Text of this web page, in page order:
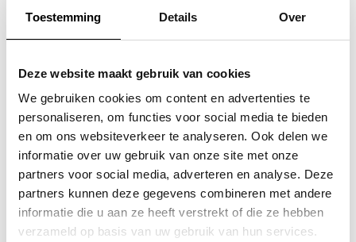
Toestemming Details Over
Deze website maakt gebruik van cookies
We gebruiken cookies om content en advertenties te
personaliseren, om functies voor social media te bieden
en om ons websiteverkeer te analyseren. Ook delen we
informatie over uw gebruik van onze site met onze
partners voor social media, adverteren en analyse. Deze
partners kunnen deze gegevens combineren met andere
informatie die u aan ze heeft verstrekt of die ze hebben
verzameld op basis van uw gebruik van hun services.
koffer / trolley /
reiskoffer 75 cm (large)
s'cure
VAN 249,00VOOR 159,00
grote schoudertas /
handtas dames birina
49,95
POPULAIRE EN BEST VERKOCHT